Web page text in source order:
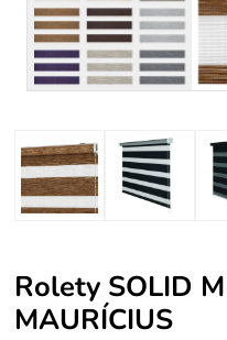
Rolety SOLID
MAURÍCIUS